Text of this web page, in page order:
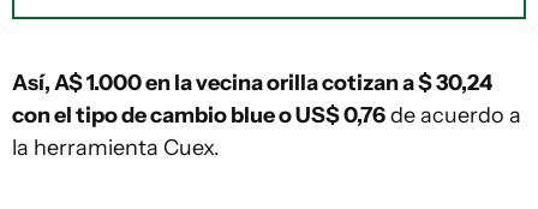
Así, A$ 1.000 en la vecina orilla cotizan a $ 30,24
con el tipo de cambio blue o US$ 0,76de acuerdo a
la herramienta Cuex.